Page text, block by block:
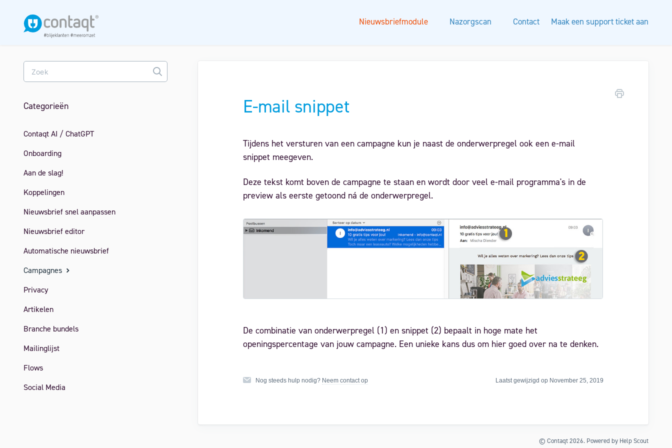
Nieuwsbriefmodule Nazorgscan Contact Maak een support ticket aan
E-mail snippet
Tijdens het versturen van een campagne kun je naast de onderwerpregel ook een e-mail
snippet meegeven.
Deze tekst komt boven de campagne te staan en wordt door veel e-mail programma's in de
preview als eerste getoond ná de onderwerpregel.
De combinatie van onderwerpregel (1) en snippet (2) bepaalt in hoge mate het
openingspercentage van jouw campagne. Een unieke kans dus om hier goed over na te denken.
Nog steeds hulp nodig? Neem contact op Laatst gewijzigd op November 25, 2019
Toggle
Search
Categorieën
Contaqt AI / ChatGPT
Onboarding
Aan de slag!
Koppelingen
Nieuwsbrief snel aanpassen
Nieuwsbrief editor
Automatische nieuwsbrief
Campagnes
Privacy
Artikelen
Branche bundels
Mailinglijst
Flows
Social Media
© Contaqt2026. Powered by Help Scout